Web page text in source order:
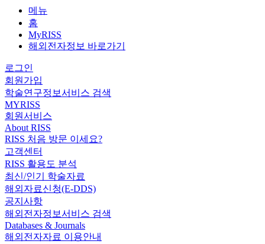
메뉴
홈
MyRISS
해외전자정보 바로가기
로그인
회원가입
학술연구정보서비스 검색
MYRISS
회원서비스
About RISS
RISS 처음 방문 이세요?
고객센터
RISS 활용도 분석
최신/인기 학술자료
해외자료신청(E-DDS)
공지사항
해외전자정보서비스 검색
Databases & Journals
해외전자자료 이용안내